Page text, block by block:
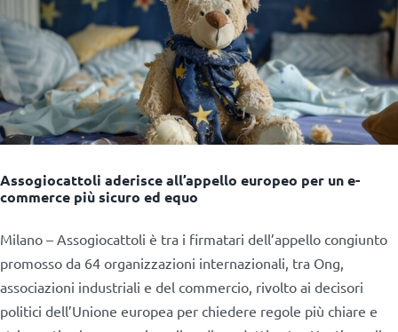
Assogiocattoli aderisce all’appello europeo per un e-
commerce più sicuro ed equo
Milano – Assogiocattoli è tra i firmatari dell’appello congiunto
promosso da 64 organizzazioni internazionali, tra Ong,
associazioni industriali e del commercio, rivolto ai decisori
politici dell’Unione europea per chiedere regole più chiare e